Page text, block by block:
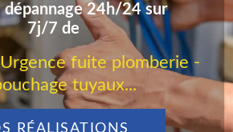
dépannage 24h/24 sur
7j/7 de
fuite plomberie -
tuyaux...
RÉALISATIONS